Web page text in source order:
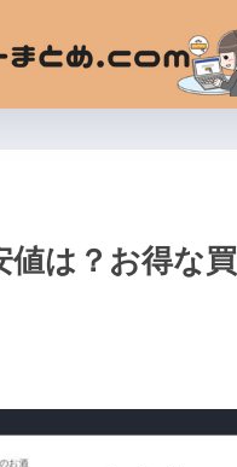
値は？お得な買